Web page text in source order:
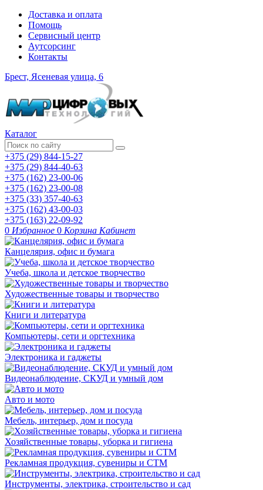
Доставка и оплата
Помощь
Сервисный центр
Аутсорсинг
Контакты
Брест, Ясеневая улица, 6
Каталог
+375 (29) 844-15-27
+375 (29) 844-40-63
+375 (162) 23-00-06
+375 (162) 23-00-08
+375 (33) 357-40-63
+375 (162) 43-00-03
+375 (163) 22-09-92
0 Избранное 0 Корзина Кабинет
Канцелярия, офис и бумага
Учеба, школа и детское творчество
Художественные товары и творчество
Книги и литература
Компьютеры, сети и оргтехника
Электроника и гаджеты
Видеонаблюдение, СКУД и умный дом
Авто и мото
Мебель, интерьер, дом и посуда
Хозяйственные товары, уборка и гигиена
Рекламная продукция, сувениры и СТМ
Инструменты, электрика, строительство и сад